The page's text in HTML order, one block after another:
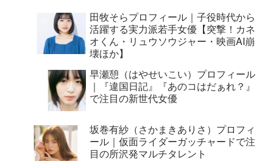
田牧そらプロフィール｜子役時代から
活躍する実力派若手女優【突撃！カネ
オくん・リュウソウジャー・映画AI崩
壊ほか】
早瀬憩（はやせいこい）プロフィール
｜『違国日記』『あのコはだぁれ？』
で注目の新世代女優
坂巻有紗（さかまきありさ）プロフィ
ール｜仮面ライダーガッチャードで注
目の所沢発マルチタレント